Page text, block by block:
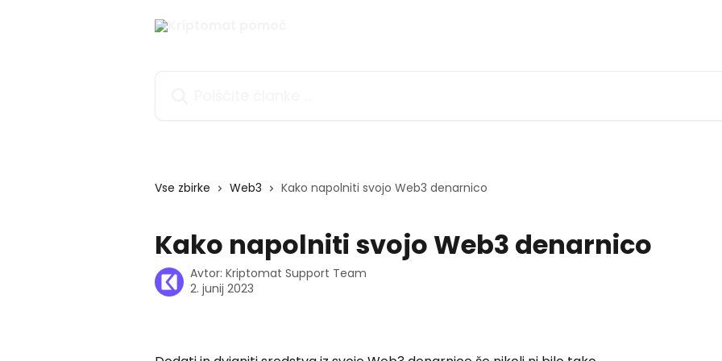
Vse zbirke Web3 Kako napolniti svojo Web3 denarnico
Kako napolniti svojo Web3 denarnico
Avtor: Kriptomat Support Team
2. junij 2023